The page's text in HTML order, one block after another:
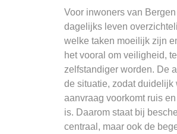
Voor inwoners van
dagelijks leven
welke taken moeilijk zijn
het vooral om veiligheid,
zelfstandiger worden. De
de situatie, zodat
aanvraag voorkomt ruis
is. Daarom staat bij
centraal, maar ook de